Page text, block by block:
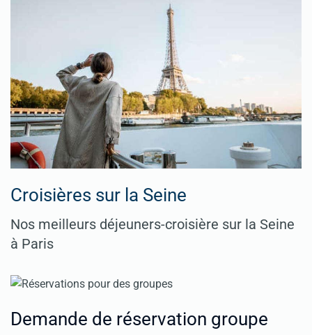
Croisières sur la Seine
Nos meilleurs déjeuners-croisière sur la Seine
à Paris
Demande de réservation groupe